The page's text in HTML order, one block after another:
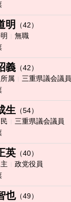
明
（42）
無職
義 （42）
属 三重県議会議員
生 （54）
三重県議会議員
英 （40）
政党役員
也（49）